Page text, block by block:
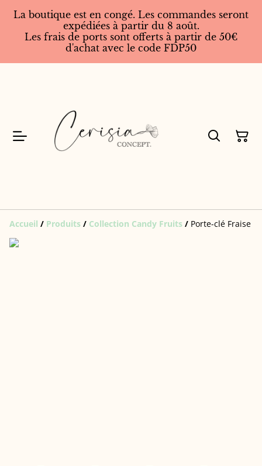
La boutique est en congé. Les commandes seront
expédiées à partir du 8 août.
Les frais de ports sont offerts à partir de 50€
d'achat avec le code FDP50
Accueil / Produits / Collection Candy Fruits / Porte-clé Fraise